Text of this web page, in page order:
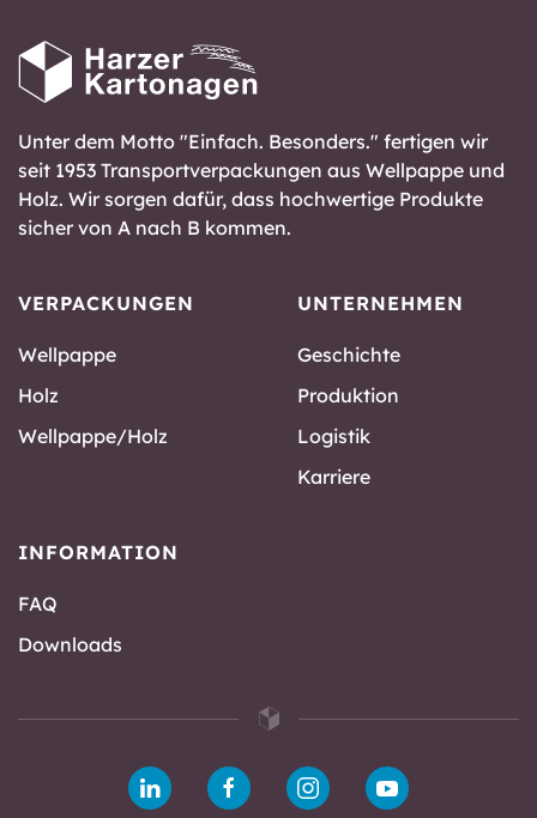
Unter dem Motto "Einfach. Besonders." fertigen wir
seit 1953 Transportverpackungen aus Wellpappe und
Holz. Wir sorgen dafür, dass hochwertige Produkte
sicher von A nach B kommen.
VERPACKUNGEN
Wellpappe
Holz
Wellpappe/Holz
UNTERNEHMEN
Geschichte
Produktion
Logistik
Karriere
INFORMATION
FAQ
Downloads